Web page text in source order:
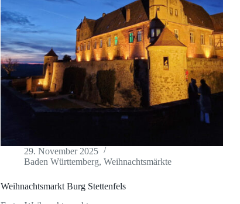
29. November 2025
Baden Württemberg, Weihnachtsmärkte
Weihnachtsmarkt Burg Stettenfels